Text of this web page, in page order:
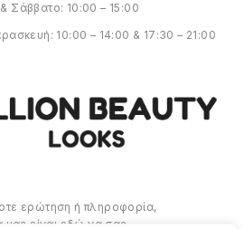
Σάββατο: 10:00 – 15:00
10:00 – 14:00 & 17:30 – 21:00
ερώτηση ή πληροφορία,
μας είναι εδώ να σας